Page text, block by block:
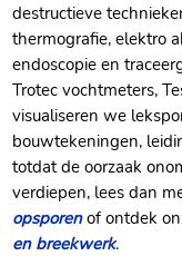
destructieve
thermografie, elektro
endoscopie en
Trotec vochtmeters,
visualiseren we
bouwtekeningen,
totdat de oorzaak
verdiepen, lees dan
opsporenof ontdek
en breekwerk.​